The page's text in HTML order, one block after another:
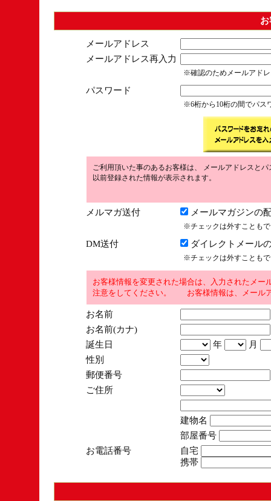
メールアドレス
メールアドレス再入力
※確認のためメールアド
パスワード
※6桁から10桁の間でパス
ご利用頂いた事のあるお客様は、 メールアドレスと
以前登録された情報が表示されます。
メルマガ送付 メールマガジンの
※チェックは外すことも
DM送付 ダイレクトメール
※チェックは外すことも
お客様情報を変更された場合は、入力されたメ
注意をしてください。 お客様情報は、メール
お名前
お名前(カナ)
誕生日
年
月
性別
郵便番号
ご住所
建物名
部屋番号
お電話番号
自宅
携帯